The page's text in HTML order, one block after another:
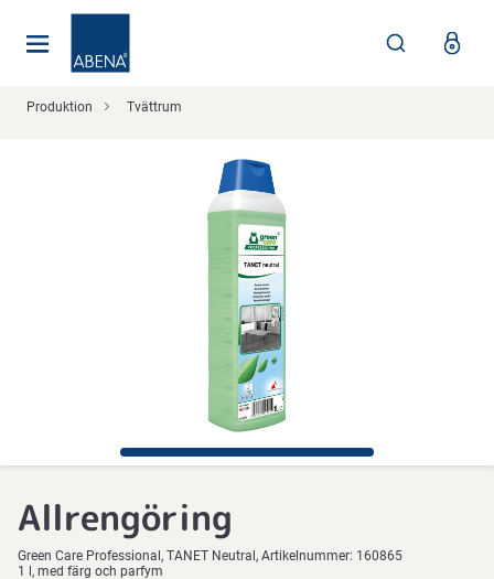
Produktion Tvättrum
Allrengöring
Green Care Professional TANET Neutral Artikelnummer: 160865
1 l, med färg och parfym